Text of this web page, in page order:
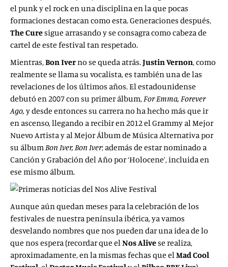
el punk y el rock en una disciplina en la que pocas
formaciones destacan como esta. Generaciones después,
The Curesigue arrasando y se consagra como cabeza de
cartel de este festival tan respetado.
Mientras,Bon Iverno se queda atrás.Justin Vernon, como
realmente se llama su vocalista, es también una de las
revelaciones de los últimos años. El estadounidense
debutó en 2007 con su primer álbum,For Emma, Forever
Ago, y desde entonces su carrera no ha hecho más que ir
en ascenso, llegando a recibir en 2012 el Grammy al Mejor
Nuevo Artista y al Mejor Álbum de Música Alternativa por
su álbumBon Iver, Bon Iver; además de estar nominado a
Canción y Grabación del Año por ‘Holocene’, incluida en
ese mismo álbum.
Aunque aún quedan meses para la celebración de los
festivales de nuestra península ibérica, ya vamos
desvelando nombres que nos pueden dar una idea de lo
que nos espera (recordar que elNos Alivese realiza,
aproximadamente, en la mismas fechas que elMad Cool